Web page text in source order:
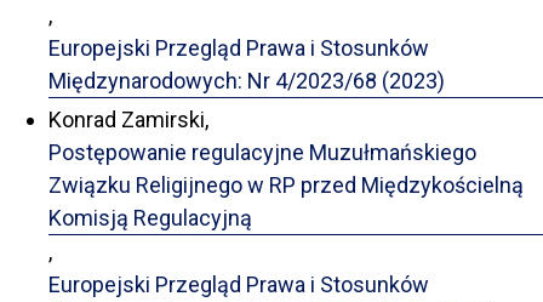
,
Europejski Przegląd Prawa i Stosunków
Międzynarodowych: Nr 4/2023/68 (2023)
Konrad Zamirski,
Postępowanie regulacyjne Muzułmańskiego
Związku Religijnego w RP przed Międzykościelną
Komisją Regulacyjną
,
Europejski Przegląd Prawa i Stosunków